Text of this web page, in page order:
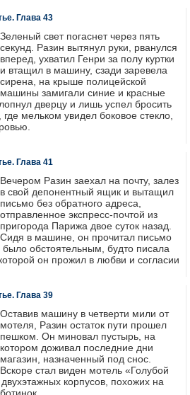
Глава 43
Зеленый свет погаснет через пять
секунд. Разин вытянул руки, рванулся
вперед, ухватил Генри за полу куртки
и втащил в машину, сзади заревела
сирена, на крыше полицейской
машины замигали синие и красные
дверцу и лишь успел бросить
где мельком увидел боковое стекло,
Глава 41
Вечером Разин заехал на почту, залез
в свой депонентный ящик и вытащил
письмо без обратного адреса,
отправленное экспресс-почтой из
пригорода Парижа двое суток назад.
Сидя в машине, он прочитал письмо
обстоятельным, будто писала
он прожил в любви и согласии
Глава 39
Оставив машину в четверти мили от
мотеля, Разин остаток пути прошел
пешком. Он миновал пустырь, на
котором доживал последние дни
магазин, назначенный под снос.
Вскоре стал виден мотель «Голубой
корпусов, похожих на